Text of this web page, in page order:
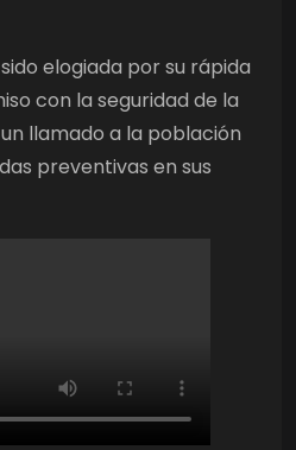
elogiada por su rápida
con la seguridad de la
llamado a la población
preventivas en sus